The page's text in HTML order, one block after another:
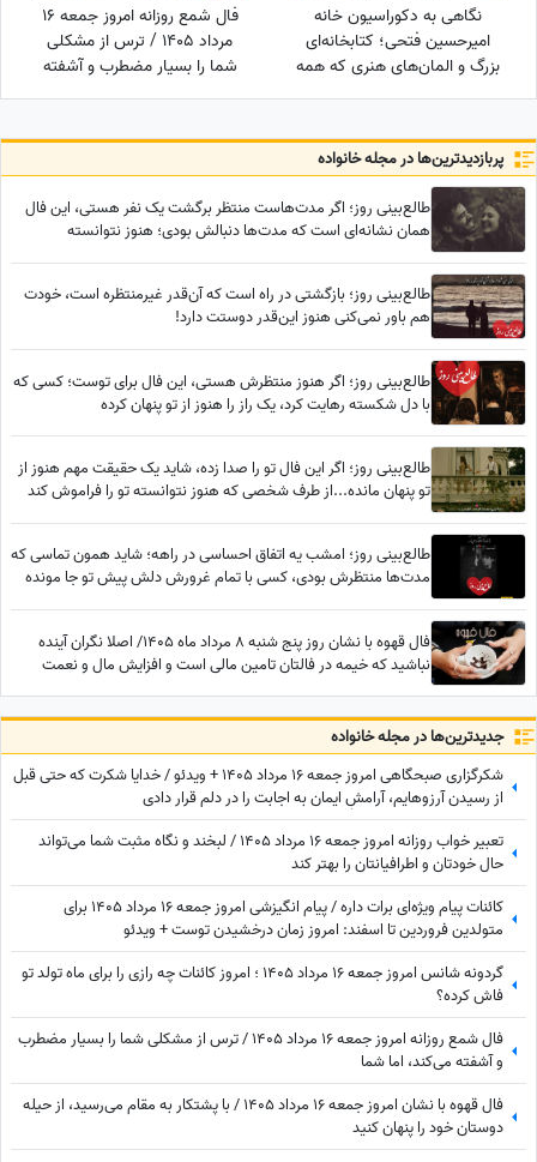
نگاهی به دکوراسیون خانه
امیرحسین فتحی؛ کتابخانه‌ای
بزرگ و المان‌های هنری که همه
را غافلگیر کرد/ بیخود نیست
فال شمع روزانه امروز جمعه 16
مرداد 1405 / ترس از مشکلی
شما را بسیار مضطرب و آشفته
می‌کند، اما شما
پربازدید‌ترین‌ها در مجله خانواده
طالع‌بینی روز؛ اگر مدت‌هاست منتظر برگشت یک نفر هستی، این فال
همان نشانه‌ای است که مدت‌ها دنبالش بودی؛ هنوز نتوانسته
طالع‌بینی روز؛ بازگشتی در راه است که آن‌قدر غیرمنتظره است، خودت
هم باور نمی‌کنی هنوز این‌قدر دوستت دارد!
طالع‌بینی روز؛ اگر هنوز منتظرش هستی، این فال برای توست؛ کسی که
با دل شکسته رهایت کرد، یک راز را هنوز از تو پنهان کرده
طالع‌بینی روز؛ اگر این فال تو را صدا زده، شاید یک حقیقت مهم هنوز از
تو پنهان مانده...از طرف شخصی که هنوز نتوانسته تو را فراموش کند
طالع‌بینی روز؛ امشب یه اتفاق احساسی در راهه؛ شاید همون تماسی که
مدت‌ها منتظرش بودی، کسی با تمام غرورش دلش پیش تو جا مونده
فال قهوه با نشان روز پنج شنبه 8 مرداد ماه 1405/ اصلا نگران آینده
نباشید که خیمه در فالتان تامین مالی است و افزایش مال و نعمت
جدید‌ترین‌ها در مجله خانواده
شکرگزاری صبحگاهی امروز جمعه 16 مرداد 1405 + ویدئو / خدایا شکرت که حتی قبل
از رسیدن آرزوهایم، آرامشِ ایمان به اجابت را در دلم قرار دادی
تعبیر خواب روزانه امروز جمعه 16 مرداد 1405 / لبخند و نگاه مثبت شما می‌تواند
حال خودتان و اطرافیانتان را بهتر کند
کائنات پیام ویژه‌ای برات داره / پیام انگیزشی امروز جمعه 16 مرداد 1405 برای
متولدین فروردین تا اسفند: امروز زمان درخشیدن توست + ویدئو
گردونه شانس امروز جمعه 16 مرداد 1405 ؛ امروز کائنات چه رازی را برای ماه تولد تو
فاش کرده؟
فال شمع روزانه امروز جمعه 16 مرداد 1405 / ترس از مشکلی شما را بسیار مضطرب
و آشفته می‌کند، اما شما
فال قهوه با نشان امروز جمعه 16 مرداد 1405 / با پشتکار به مقام می‌رسید، از حیله
دوستان خود را پنهان کنید